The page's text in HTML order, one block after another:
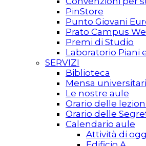
PinStore
Punto Giovani
Prato Campus
Premi di Studio
Laboratorio Piani
SERVIZI
Biblioteca
Mensa
Le nostre aule
Orario delle
Orario delle
Calendario aule
Attività di